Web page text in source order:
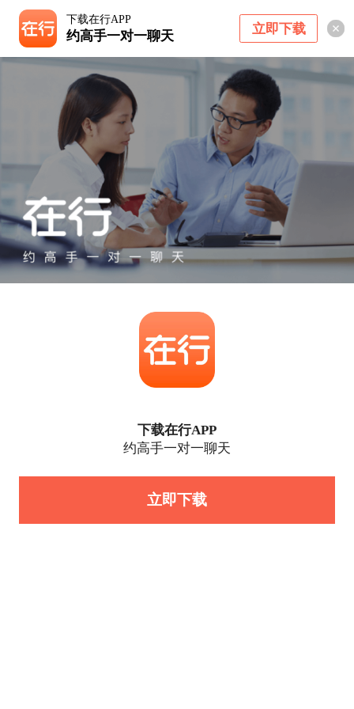
下载在行APP
约高手一对一聊天 立即下载
下载在行APP
约高手一对一聊天
立即下载